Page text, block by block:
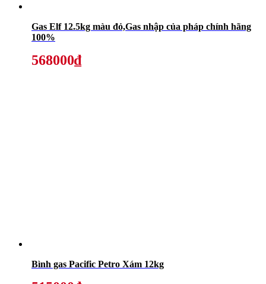
Gas Elf 12.5kg màu đỏ,Gas nhập của pháp chính hãng
100%
568000₫
Bình gas Pacific Petro Xám 12kg